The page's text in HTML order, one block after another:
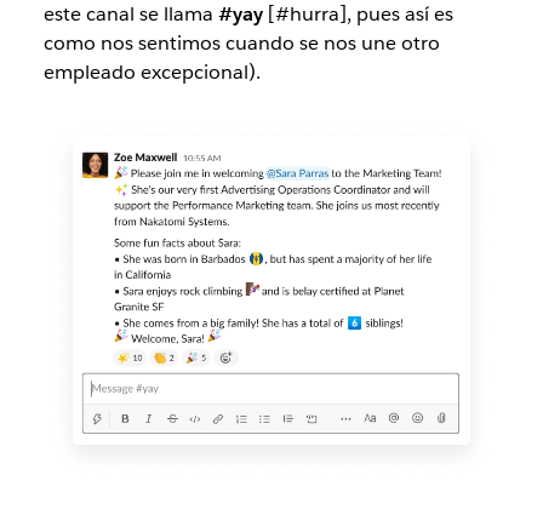
este canal se llama #yay[#hurra], pues así es
como nos sentimos cuando se nos une otro
empleado excepcional).